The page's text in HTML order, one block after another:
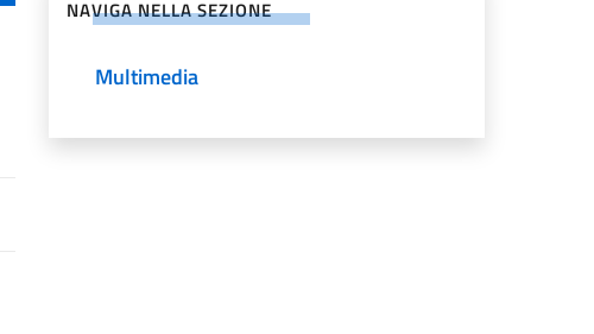
NAVIGA NELLA SEZIONE
Multimedia